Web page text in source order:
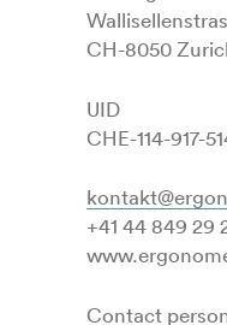
CH-8050
UID
CHE-114-917-
+41 44 849 29
Contact